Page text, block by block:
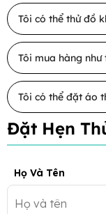
Tôi có thể thử đồ
Tôi mua hàng như
Tôi có thể đặt áo
Đặt Hẹn
Họ Và Tên